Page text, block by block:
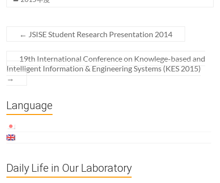
← JSISE Student Research Presentation 2014
19th International Conference on Knowlege-based and
Intelligent Information & Engineering Systems (KES 2015)
→
Language
Daily Life in Our Laboratory